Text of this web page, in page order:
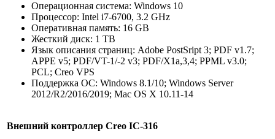
Операционная система: Windows 10
Процессор: Intel i7-6700, 3.2 GHz
Оперативная память: 16 GB
Жесткий диск: 1 TB
Язык описания страниц: Adobe PostSript 3; PDF v1.7;
APPE v5; PDF/VT-1/-2 v3; PDF/X1a,3,4; PPML v3.0;
PCL; Creo VPS
Поддержка ОС: Windows 8.1/10; Windows Server
2012/R2/2016/2019; Mac OS X 10.11-14
Внешний контроллер Creo IC-316